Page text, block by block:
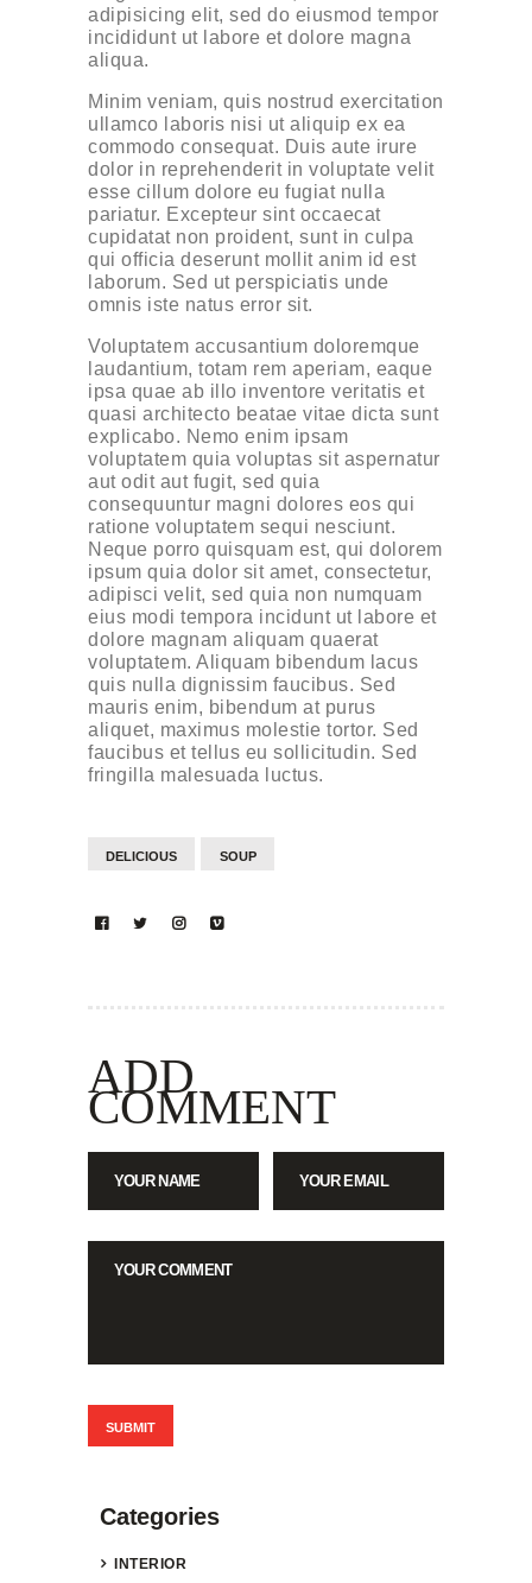
adipisicing elit, sed do eiusmod tempor
incididunt ut labore et dolore magna
aliqua.
Minim veniam, quis nostrud exercitation
ullamco laboris nisi ut aliquip ex ea
commodo consequat. Duis aute irure
dolor in reprehenderit in voluptate velit
esse cillum dolore eu fugiat nulla
pariatur. Excepteur sint occaecat
cupidatat non proident, sunt in culpa
qui officia deserunt mollit anim id est
laborum. Sed ut perspiciatis unde
omnis iste natus error sit.
Voluptatem accusantium doloremque
laudantium, totam rem aperiam, eaque
ipsa quae ab illo inventore veritatis et
quasi architecto beatae vitae dicta sunt
explicabo. Nemo enim ipsam
voluptatem quia voluptas sit aspernatur
aut odit aut fugit, sed quia
consequuntur magni dolores eos qui
ratione voluptatem sequi nesciunt.
Neque porro quisquam est, qui dolorem
ipsum quia dolor sit amet, consectetur,
adipisci velit, sed quia non numquam
eius modi tempora incidunt ut labore et
dolore magnam aliquam quaerat
voluptatem. Aliquam bibendum lacus
quis nulla dignissim faucibus. Sed
mauris enim, bibendum at purus
aliquet, maximus molestie tortor. Sed
faucibus et tellus eu sollicitudin. Sed
fringilla malesuada luctus.
DELICIOUS SOUP
ADD
COMMENT
Categories
INTERIOR